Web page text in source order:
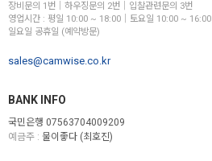
장비문의 1번│하우징문의 2번│입찰관련문의 3번
영업시간 : 평일 10:00 ~ 18:00│토요일 10:00 ~ 16:00
일요일 공휴일 (예약방문)
sales@camwise.co.kr
BANK INFO
국민은행 07563704009209
예금주 : 물이좋다 (최호진)